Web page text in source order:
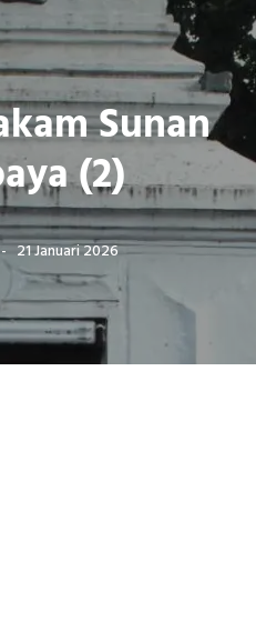
Sunan
(2)
21 Januari 2026